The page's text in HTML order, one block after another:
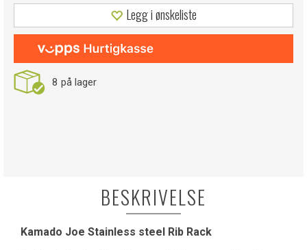
Legg i ønskeliste
8 på lager
BESKRIVELSE
Kamado Joe Stainless steel Rib Rack